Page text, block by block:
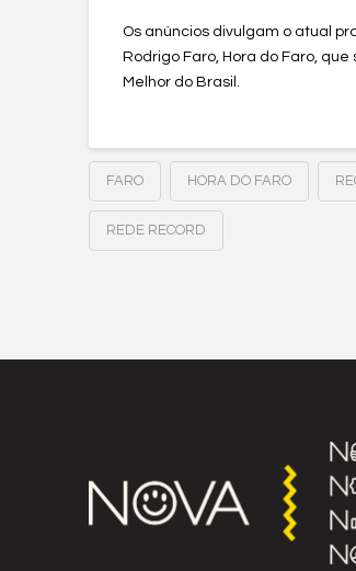
Os anúncios divulgam o atual
Rodrigo Faro, Hora do Faro, que
Melhor do Brasil.
FARO HORA DO FARO
REDE RECORD